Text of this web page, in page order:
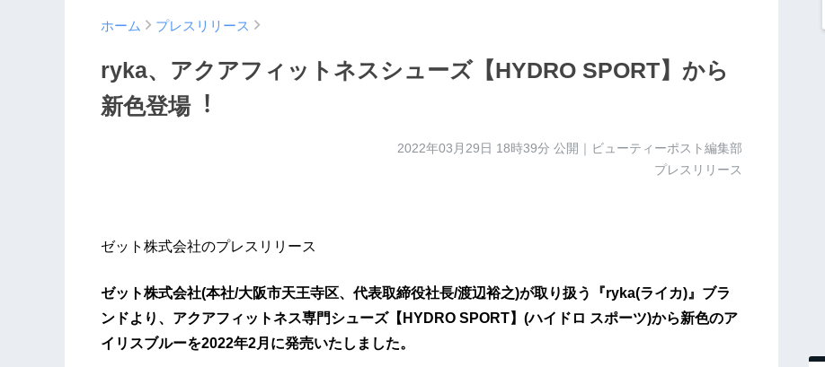
ホーム プレスリリース
ryka、アクアフィットネスシューズ【HYDRO SPORT】から
新⾊登場︕
2022年03月29日 18時39分 公開｜ビューティーポスト編集部
プレスリリース
ゼット株式会社のプレスリリース
ゼット株式会社(本社/⼤阪市天王寺区、代表取締役社⻑/渡辺裕之)が取り扱う『ryka(ライカ)』ブラ
ンドより、アクアフィットネス専⾨シューズ【HYDRO SPORT】(ハイドロ スポーツ)から新⾊のア
イリスブルーを2022年2⽉に発売いたしました。